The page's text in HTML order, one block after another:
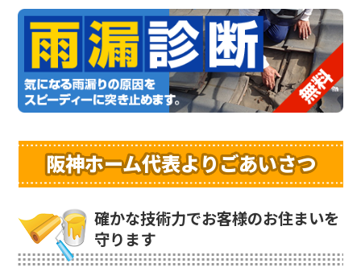
阪神ホーム代表よりごあいさつ
確かな技術力でお客様のお住まいを
守ります